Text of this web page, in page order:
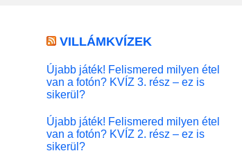
VILLÁMKVÍZEK
Újabb játék! Felismered milyen étel
van a fotón? KVÍZ 3. rész – ez is
sikerül?
Újabb játék! Felismered milyen étel
van a fotón? KVÍZ 2. rész – ez is
sikerül?